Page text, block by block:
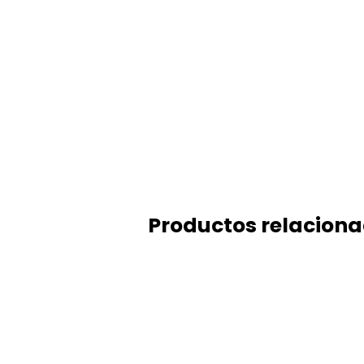
Productos